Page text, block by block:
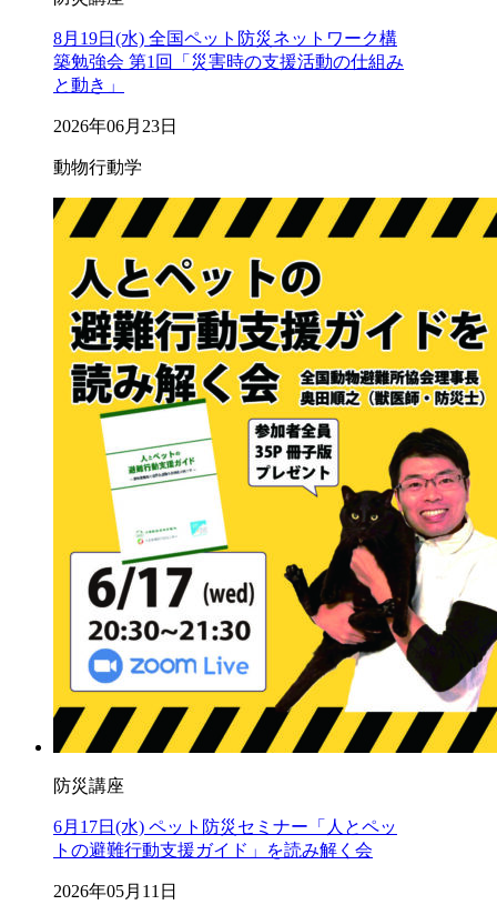
8月19日(水) 全国ペット防災ネットワーク構
築勉強会 第1回「災害時の支援活動の仕組み
と動き」
2026年06月23日
動物行動学
防災講座
6月17日(水) ペット防災セミナー「人とペッ
トの避難行動支援ガイド」を読み解く会
2026年05月11日